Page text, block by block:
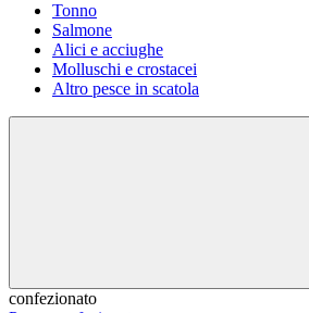
Tonno
Salmone
Alici e acciughe
Molluschi e crostacei
Altro pesce in scatola
confezionato